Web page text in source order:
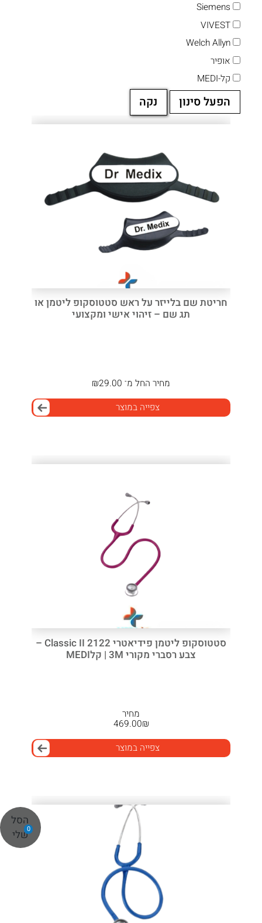
0
הסל
שלי
Siemens
VIVEST
Welch Allyn
אופיר
קל-MEDI
חריטת שם בלייזר על ראש סטטוסקופ ליטמן או
תג שם – זיהוי אישי ומקצועי
מחיר החל מ־ ₪29.00
צפייה במוצר
סטטוסקופ ליטמן פידיאטרי Classic II 2122 –
צבע רסברי מקורי 3M | קלMEDI
מחיר
₪
469.00
צפייה במוצר